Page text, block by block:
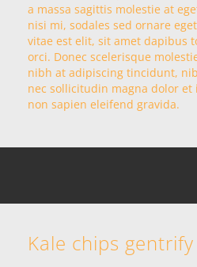
a massa sagittis molestie at
nisi mi, sodales sed ornare
vitae est elit, sit amet dapibus
orci. Donec scelerisque
nibh at adipiscing tincidunt,
nec sollicitudin magna dolor
non sapien eleifend gravida.
Kale chips